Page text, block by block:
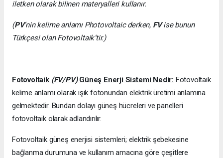
iletken olarak bilinen materyalleri kullanır.
(PV’nin kelime anlamı Photovoltaic derken, FVise bunun
Türkçesi olan Fotovoltaik’tir.)
Fotovoltaik (FV/PV)Güneş Enerji Sistemi Nedir: Fotovoltaik
kelime anlamı olarak ışık fotonundan elektrik üretimi anlamına
gelmektedir. Bundan dolayı güneş hücreleri ve panelleri
fotovoltaik olarak adlandırılır.
Fotovoltaik güneş enerjisi sistemleri; elektrik şebekesine
bağlanma durumuna ve kullanım amacına göre çeşitlere